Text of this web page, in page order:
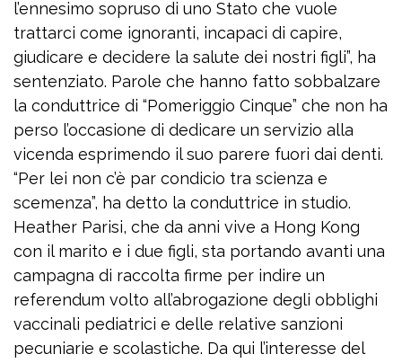
l’ennesimo sopruso di uno Stato che vuole
trattarci come ignoranti, incapaci di capire,
giudicare e decidere la salute dei nostri figli”, ha
sentenziato. Parole che hanno fatto sobbalzare
la conduttrice di “Pomeriggio Cinque” che non ha
perso l’occasione di dedicare un servizio alla
vicenda esprimendo il suo parere fuori dai denti.
“Per lei non c’è par condicio tra scienza e
scemenza”, ha detto la conduttrice in studio.
Heather Parisi, che da anni vive a Hong Kong
con il marito e i due figli, sta portando avanti una
campagna di raccolta firme per indire un
referendum volto all’abrogazione degli obblighi
vaccinali pediatrici e delle relative sanzioni
pecuniarie e scolastiche. Da qui l’interesse del